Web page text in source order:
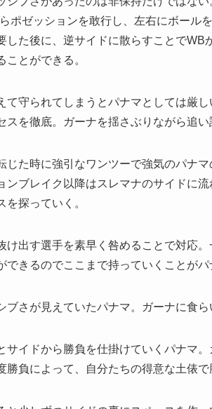
ポゼッションを敢行し、左右にボール
した後に、逆サイドに散らすことで
ことができる。
守られてしまうとパナマとしては厳
スを徹底。ガーナを揺さぶりながら追い
た時に強引なワンツーで強気のパナ
ンブレイク以降はスレマナのサイドに
を探っていく。
出す選手を素早く咎めることで対応
できるのでここまで持っていくことが
さが見えていたパナマ。ガーナに食ら
イドから勝負を仕掛けていくパナマ
勝負によって、自分たちの得意な土俵で